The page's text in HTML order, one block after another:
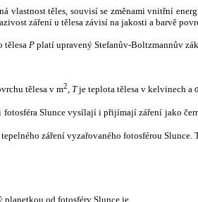
vlastnost těles, souvisí se změnami vnitřní
záření u tělesa závisí na jakosti a barvě
tělesa P platí upravený Stefanův-Boltzmannův
tělesa v m2, Tje teplota tělesa v kelvinech a σ
fotosféra Slunce vysílají i přijímají záření jako
záření vyzařovaného fotosférou
od fotosféry Slunce je